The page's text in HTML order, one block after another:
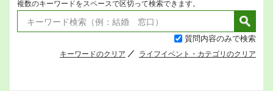
複数のキーワードをスペースで区切って検索できます。
質問内容のみで検索
キーワードのクリア ライフイベント・カテゴリのクリア